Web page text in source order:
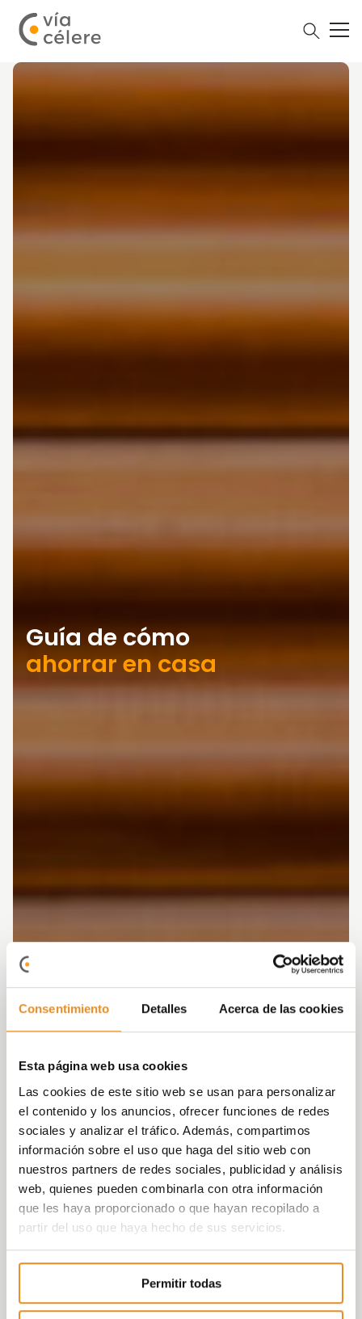
Consentimiento Detalles Acerca de las cookies
Esta página web usa cookies
Las cookies de este sitio web se usan para personalizar
el contenido y los anuncios, ofrecer funciones de redes
sociales y analizar el tráfico. Además, compartimos
información sobre el uso que haga del sitio web con
nuestros partners de redes sociales, publicidad y análisis
web, quienes pueden combinarla con otra información
que les haya proporcionado o que hayan recopilado a
partir del uso que haya hecho de sus servicios.
Permitir todas
Guía de cómo
ahorrar en casa